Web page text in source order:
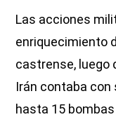
Las acciones
enriquecimiento
castrense, luego
Irán contaba
hasta 15